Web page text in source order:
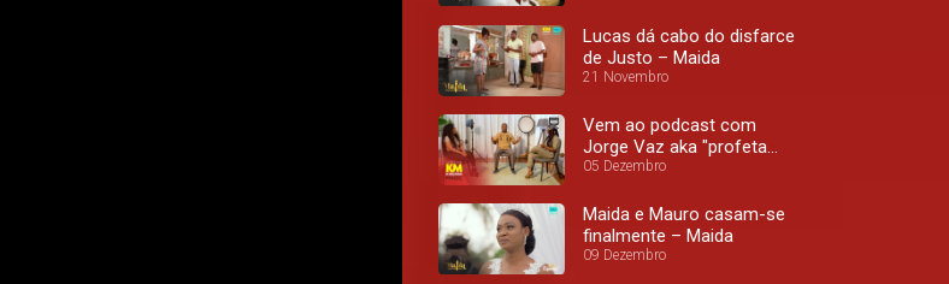
Lucas dá cabo do disfarce
de Justo – Maida
21 Novembro
Vem ao podcast com
Jorge Vaz aka "profeta
Jacinto" na novela Maida
05 Dezembro
Maida e Mauro casam-se
finalmente – Maida
09 Dezembro